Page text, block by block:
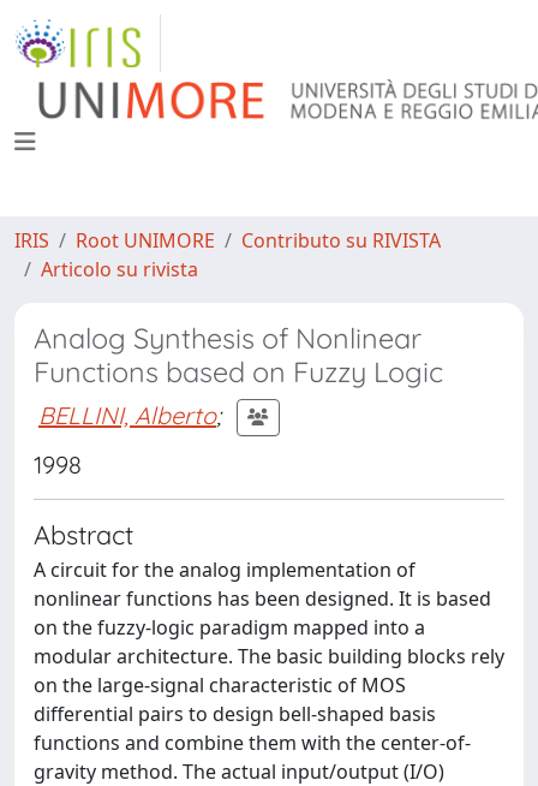
IRIS Root UNIMORE
Contributo su RIVISTA
Articolo su rivista
Analog Synthesis of Nonlinear
Functions based on Fuzzy Logic
BELLINI, Alberto;
1998
Abstract
A circuit for the analog implementation of
nonlinear functions has been designed. It is based
on the fuzzy-logic paradigm mapped into a
modular architecture. The basic building blocks rely
on the large-signal characteristic of MOS
differential pairs to design bell-shaped basis
functions and combine them with the center-of-
gravity method. The actual input/output (I/O)